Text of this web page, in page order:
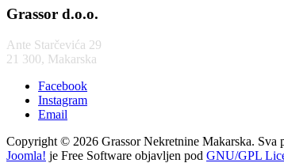
Grassor d.o.o.
Ante Starčevića 29
21 300, Makarska
Facebook
Instagram
Email
Copyright © 2026 Grassor Nekretnine Makarska. Sva
Joomla! je Free Software objavljen pod GNU/GPL